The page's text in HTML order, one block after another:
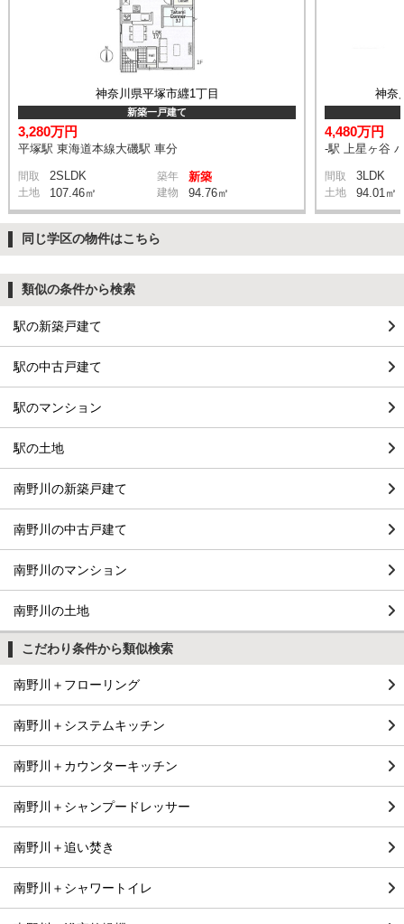
神奈川県平塚市纒1丁目
新築一戸建て
3,280万円
平塚駅 東海道本線大磯駅 車分
間取 2SLDK 築年 新築
土地 107.46㎡ 建物 94.76㎡
神奈
4,480万円
-駅 上星ヶ谷
間取 3LDK
土地 94.01㎡
同じ学区の物件はこちら
類似の条件から検索
駅の新築戸建て
駅の中古戸建て
駅のマンション
駅の土地
南野川の新築戸建て
南野川の中古戸建て
南野川のマンション
南野川の土地
こだわり条件から類似検索
南野川＋フローリング
南野川＋システムキッチン
南野川＋カウンターキッチン
南野川＋シャンプードレッサー
南野川＋追い焚き
南野川＋シャワートイレ